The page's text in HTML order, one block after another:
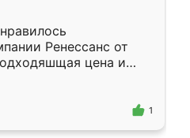
Ренессанс от
цена и
Приехавший
Владислав
самый
1